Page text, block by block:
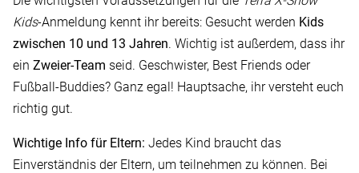
Kids-Anmeldung kennt ihr bereits: Gesucht werden Kids
zwischen 10 und 13 Jahren. Wichtig ist außerdem, dass ihr
ein Zweier-Team seid. Geschwister, Best Friends oder
Fußball-Buddies? Ganz egal! Hauptsache, ihr versteht euch
richtig gut.
Wichtige Info für Eltern: Jedes Kind braucht das
Einverständnis der Eltern, um teilnehmen zu können. Bei